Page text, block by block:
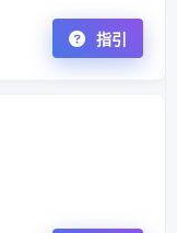
指引